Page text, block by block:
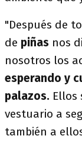
"Después de
de piñas nos
nosotros los
esperando y
palazos.
vestuario a
también a